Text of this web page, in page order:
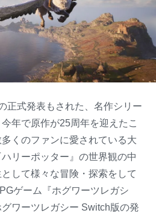
正式発表もされた、名作シリー
年で原作が25周年を迎えたこ
くのファンに愛されている大
リーポッター』の世界観の中
して様々な冒険・探索をして
ゲーム『ホグワーツレガシ
ワーツレガシー Switch版の発